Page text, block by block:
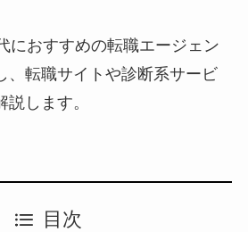
におすすめの転職エージェン
、転職サイトや診断系サービ
します。
目次